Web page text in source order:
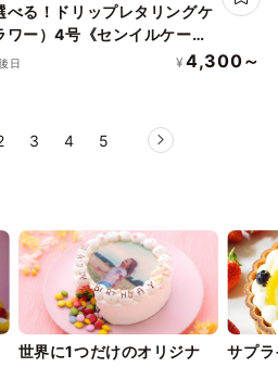
べる！ドリップレタリングケ
ワー）4号《センイルケー
日 ¥ 4,300～
3 4 5
世界に1つだけのオリジナ
サプ